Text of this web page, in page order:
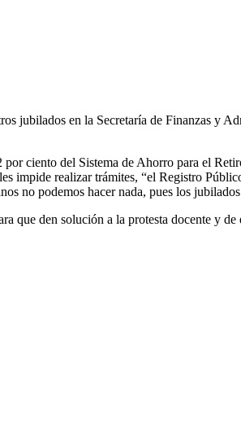
jubilados en la Secretaría de Finanzas y
ciento del Sistema de Ahorro para el
impide realizar trámites, “el Registro
no podemos hacer nada, pues los
den solución a la protesta docente y